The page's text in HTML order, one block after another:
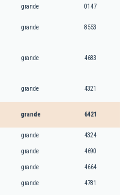
grande 0147
grande 8553
grande 4683
grande 4321
grande 6421
grande 4324
grande 4690
grande 4664
grande 4781